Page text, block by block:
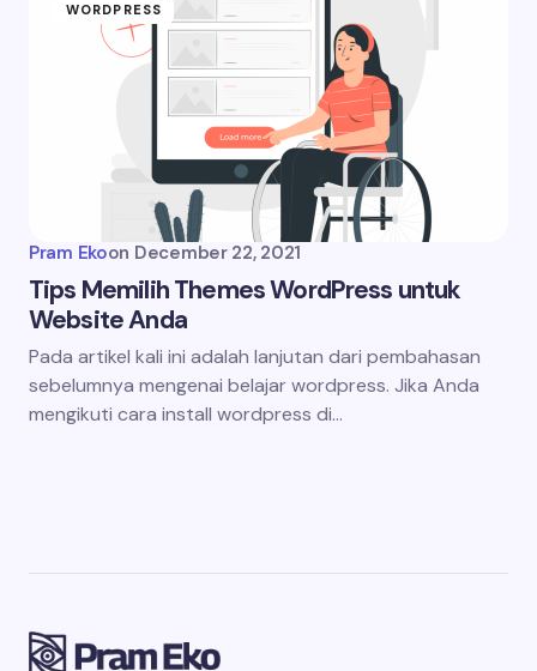
WORDPRESS
Pram Ekoon December 22, 2021
Tips Memilih Themes WordPress untuk
Website Anda
Pada artikel kali ini adalah lanjutan dari pembahasan
sebelumnya mengenai belajar wordpress. Jika Anda
mengikuti cara install wordpress di…